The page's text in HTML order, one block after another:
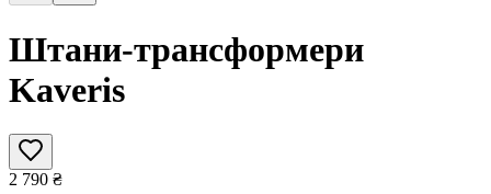
Штани-трансформери
Kaveris
2 790 ₴